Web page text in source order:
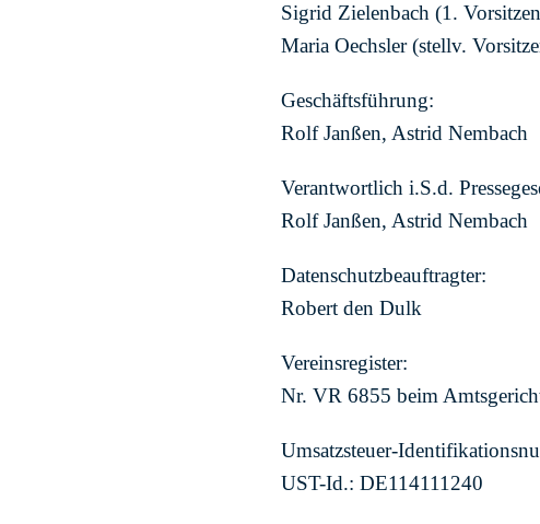
Sigrid Zielenbach (1.
Maria Oechsler (stellv.
Geschäftsführung:
Rolf Janßen, Astrid Nembach
Verantwortlich i.S.d.
Rolf Janßen, Astrid Nembach
Datenschutzbeauftragter:
Robert den Dulk
Vereinsregister:
Nr. VR 6855 beim
Umsatzsteuer-
UST-Id.: DE114111240